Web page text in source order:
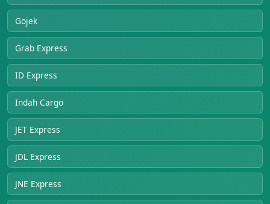
Gojek
Grab Express
ID Express
Indah Cargo
JET Express
JDL Express
JNE Express